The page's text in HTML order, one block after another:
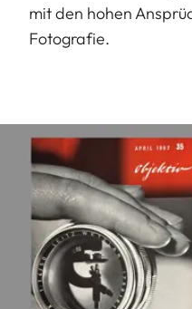
mit den hohen
Fotografie.